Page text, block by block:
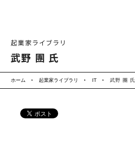
起業家ライブラリ
武野 團 氏
ホーム 起業家ライブラリ IT 武野 團 氏